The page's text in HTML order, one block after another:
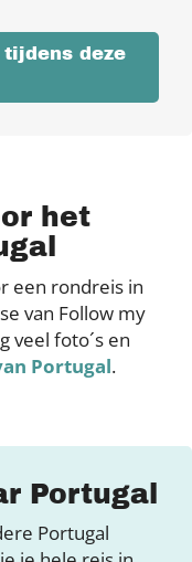
tijdens deze
het
een rondreis in
van Follow my
veel foto´s en
Portugal.
Portugal
Portugal